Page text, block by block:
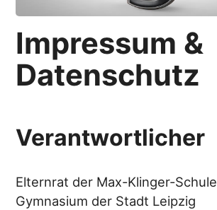
Impressum &
Datenschutz
Verantwortlicher
Elternrat der Max-Klinger-Schule
Gymnasium der Stadt Leipzig